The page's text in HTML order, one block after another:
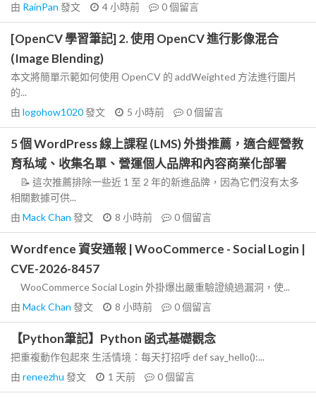
由 RainPan 發文 4 小時前 0個留言
[OpenCV 學習筆記] 2. 使用 OpenCV 進行影像混合
(Image Blending)
本文將簡單示範如何使用 OpenCV 的 addWeighted 方法進行圖片
的...
由 logohow1020發文 5 小時前 0個留言
5 個 WordPress 線上課程 (LMS) 外掛推薦，適合經營教
育私域、收集名單、營運個人品牌和內容商業化部署
📝 這次推薦排除一些近 1 至 2 年的新進品牌，因為它們沒有太多
相關數據可供...
由 Mack Chan 發文 8 小時前 0個留言
Wordfence 資安通報 | WooCommerce - Social Login |
CVE-2026-8457
WooCommerce Social Login 外掛爆出嚴重驗證繞過漏洞，使...
由 Mack Chan 發文 8 小時前 0個留言
【Python筆記】Python 函式基礎觀念
把重複動作包起來 生活情境：每天打招呼 def say_hello():...
由 reneezhu 發文 1 天前 0個留言